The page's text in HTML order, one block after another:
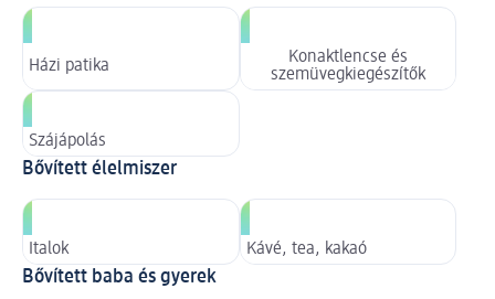
Házi patika
Konaktlencse és
szemüvegkiegészítők
Szájápolás
Bővített élelmiszer
Italok Kávé, tea, kakaó
Bővített baba és gyerek